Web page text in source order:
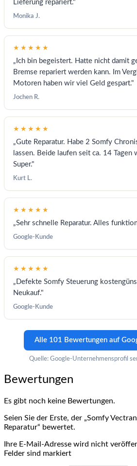
Lieferung repariert."
Monika J.
★★★★★
„Ich bin begeistert. Hatte nicht damit
Bremse repariert werden kann. Im
Motoren haben wir viel Geld gespart."
Jochen R.
★★★★★
„Gute Reparatur. Habe 2 Somfy
lassen. Beide laufen seit ca. 14 Tagen
Super."
Kurt L.
★★★★★
„Sehr schnelle Reparatur. Alles
Google-Kunde
★★★★★
„Defekte Somfy Steuerung
Neukauf."
Google-Kunde
Alle 101 Bewertungen auf
Quelle: Google-Unternehmensprofil
Bewertungen
Es gibt noch keine Bewertungen.
Seien Sie der Erste, der „Somfy
Reparatur“ bewertet.
Ihre E-Mail-Adresse wird nicht
Felder sind markiert